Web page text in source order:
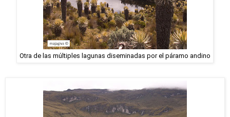
Otra de las múltiples lagunas diseminadas por el páramo andino